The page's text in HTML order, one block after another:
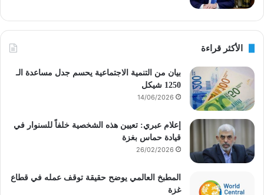
الأكثر قراءة
بيان من التنمية الاجتماعية يحسم جدل مساعدة الـ
1250 شيكل
14/06/2026
إعلام عبري: تعيين هذه الشخصية خلفاً للسنوار في
قيادة حماس بغزة
26/02/2026
المطبخ العالمي يوضح حقيقة توقف عمله في قطاع
غزة